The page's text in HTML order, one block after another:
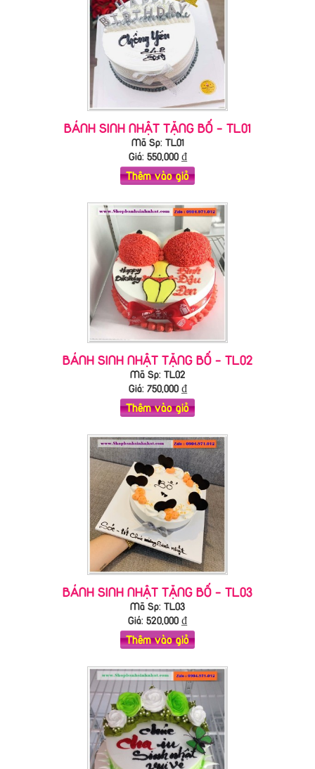
BÁNH SINH NHẬT TẶNG BỐ - TL01
Mã Sp: TL01
Giá: 550,000₫
Thêm vào giỏ
BÁNH SINH NHẬT TẶNG BỐ - TL02
Mã Sp: TL02
Giá: 750,000₫
Thêm vào giỏ
BÁNH SINH NHẬT TẶNG BỐ - TL03
Mã Sp: TL03
Giá: 520,000₫
Thêm vào giỏ